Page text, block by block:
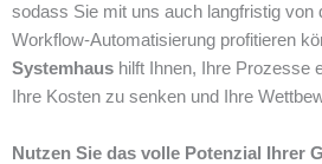
sodass Sie mit uns auch langfristig von
Workflow-Automatisierung profitieren
Systemhaus hilft Ihnen, Ihre Prozesse
Ihre Kosten zu senken und Ihre
Nutzen Sie das volle Potenzial Ihrer